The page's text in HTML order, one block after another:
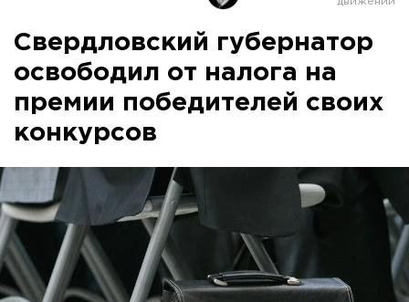
Оренбург
Свердловский губернатор
освободил от налога на
премии победителей своих
конкурсов